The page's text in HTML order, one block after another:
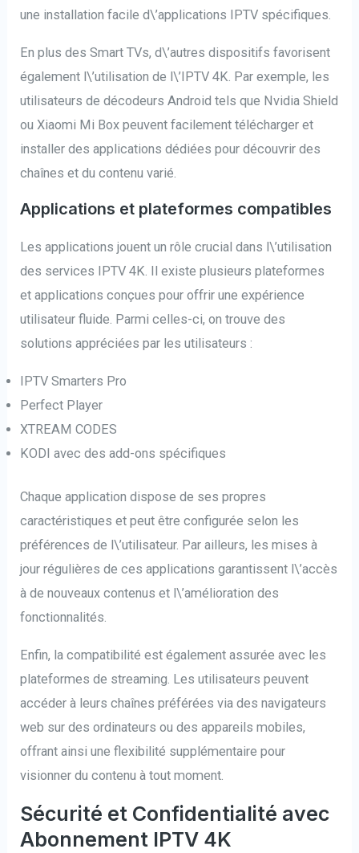
une installation facile d\’applications IPTV spécifiques.
En plus des Smart TVs, d\’autres dispositifs favorisent
également l\’utilisation de l\’IPTV 4K. Par exemple, les
utilisateurs de décodeurs Android tels que Nvidia Shield
ou Xiaomi Mi Box peuvent facilement télécharger et
installer des applications dédiées pour découvrir des
chaînes et du contenu varié.
Applications et plateformes compatibles
Les applications jouent un rôle crucial dans l\’utilisation
des services IPTV 4K. Il existe plusieurs plateformes
et applications conçues pour offrir une expérience
utilisateur fluide. Parmi celles-ci, on trouve des
solutions appréciées par les utilisateurs :
IPTV Smarters Pro
Perfect Player
XTREAM CODES
KODI avec des add-ons spécifiques
Chaque application dispose de ses propres
caractéristiques et peut être configurée selon les
préférences de l\’utilisateur. Par ailleurs, les mises à
jour régulières de ces applications garantissent l\’accès
à de nouveaux contenus et l\’amélioration des
fonctionnalités.
Enfin, la compatibilité est également assurée avec les
plateformes de streaming. Les utilisateurs peuvent
accéder à leurs chaînes préférées via des navigateurs
web sur des ordinateurs ou des appareils mobiles,
offrant ainsi une flexibilité supplémentaire pour
visionner du contenu à tout moment.
Sécurité et Confidentialité avec
Abonnement IPTV 4K